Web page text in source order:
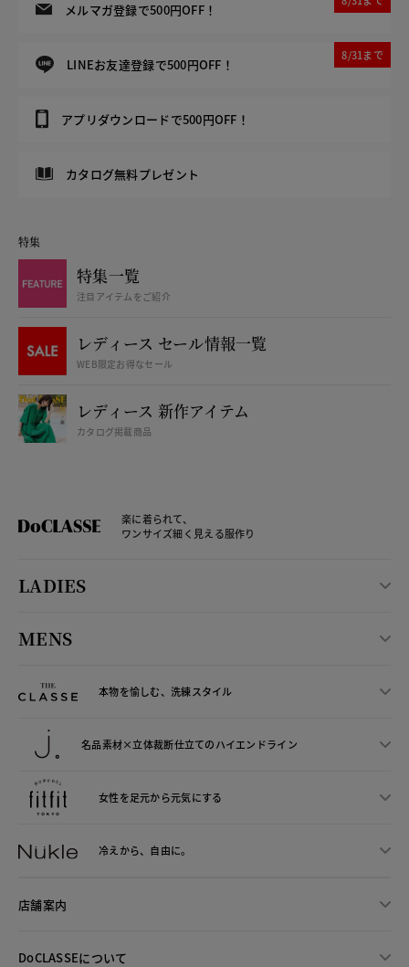
メルマガ登録で500円OFF！
LINEお友達登録で500円OFF！
8/31まで
アプリダウンロードで500円OFF！
カタログ無料プレゼント
特集
特集一覧
注目アイテムをご紹介
レディース セール情報一覧
WEB限定お得なセール
レディース 新作アイテム
カタログ掲載商品
楽に着られて、
ワンサイズ細く見える服作り
LADIES
MENS
本物を愉しむ、洗練スタイル
名品素材×立体裁断仕立てのハイエンドライン
女性を足元から元気にする
冷えから、 自由に。
店舗案内
DoCLASSEについて